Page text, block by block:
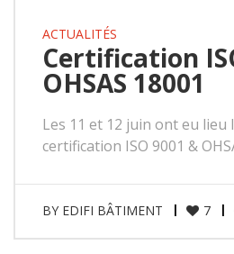
ACTUALITÉS
Certification
OHSAS 18001
Les 11 et 12 juin ont eu lieu
certification ISO 9001 &
BY EDIFI BÂTIMENT 7